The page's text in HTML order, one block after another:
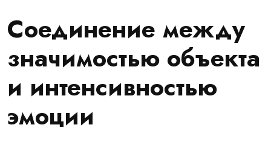
Соединение между
значимостью объекта
и интенсивностью
эмоции